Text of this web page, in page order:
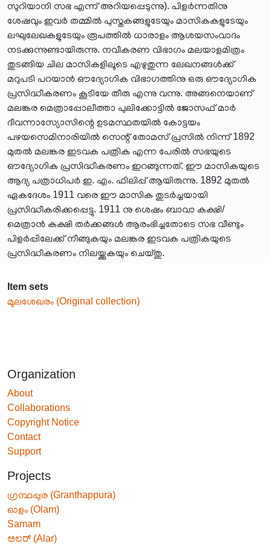
സുറിയാനി സഭ എന്ന് അറിയപ്പെടുന്നു). പിളർന്നതിനു
ശേഷവും ഇവർ തമ്മിൽ പുസ്തകങ്ങളുടേയും മാസികകളുടേയും
ലഘുലേഖകളുടേയും രൂപത്തിൽ ധാരാളം ആശയസംവാദം
നടക്കുന്നുണ്ടായിരുന്നു. നവീകരണ വിഭാഗം മലയാളമിത്രം
തുടങ്ങിയ ചില മാസികളിലൂടെ എഴുതുന്ന ലേഖനങ്ങൾക്ക്
മറുപടി പറയാൻ ഔദ്യോഗിക വിഭാഗത്തിനു ഒരു ഔദ്യോഗിക
പ്രസിദ്ധീകരണം കൂടിയേ തീരു എന്നു വന്നു. അങ്ങനെയാണ്
മലങ്കര മെത്രാപ്പോലീത്താ പുലിക്കോട്ടിൽ ജോസഫ് മാർ
ദീവന്നാസ്യോസിന്റെ ഉടമസ്ഥതയിൽ കോട്ടയം
പഴയസെമിനാരിയിൽ സെന്റ് തോമസ് പ്രസിൽ നിന്ന് 1892
മുതൽ മലങ്കര ഇടവക പത്രിക എന്ന പേരിൽ സഭയുടെ
ഔദ്യോഗിക പ്രസിദ്ധീകരണം ഇറങ്ങുന്നത്. ഈ മാസികയുടെ
ആദ്യ പത്രാധിപർ ഇ. എം. ഫിലിപ്പ് ആയിരുന്നു. 1892 മുതൽ
ഏകദേശം 1911 വരെ ഈ മാസിക തുടർച്ചയായി
പ്രസിദ്ധീകരിക്കപ്പെട്ടു. 1911 നു ശെഷം ബാവാ കക്ഷി/
മെത്രാൻ കക്ഷി തർക്കങ്ങൾ ആരംഭിച്ചതോടെ സഭ വീണ്ടും
പിളർപ്പിലേക്ക് നീങ്ങുകയും മലങ്കര ഇടവക പത്രികയുടെ
പ്രസിദ്ധീകരണം നിലയ്ക്കുകയും ചെയ്തു.
Item sets
മൂലശേഖരം (Original collection)
Organization
About
Collaborations
Copyright Notice
Contact
Support
Projects
ഗ്രന്ഥപ്പുര (Granthappura)
ഓളം (Olam)
Samam
ಅಲರ್ (Alar)